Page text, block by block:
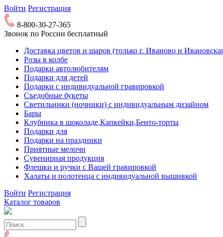
Войти Регистрация
8-800-30-27-365
Звонок по России бесплатный
Доставка цветов и шаров (только г. Иваново и
Розы в колбе
Подарки автолюбителям
Подарки для детей
Подарки с индивидуальной гравировкой
Съедобные букеты
Светильники (ночники) с индивидуальным дизайном
Бары
Клубника в шоколаде,Капкейки,Бенто-торты
Подарки для
Подарки на праздники
Приятные мелочи
Сувенирная продукция
Флешки и ручки с Вашей гравировкой
Халаты и полотенца с индивидуальной вышивкой
Войти Регистрация
Каталог товаров